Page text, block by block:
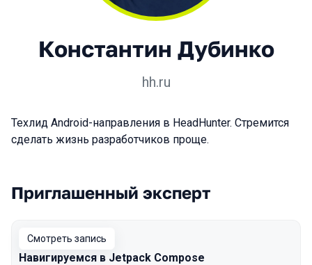
Константин Дубинко
hh.ru
Техлид Android-направления в HeadHunter. Стремится
сделать жизнь разработчиков проще.
Выступления в сезоне 2022 Autumn
Приглашенный эксперт
Смотреть запись
Навигируемся в Jetpack Compose